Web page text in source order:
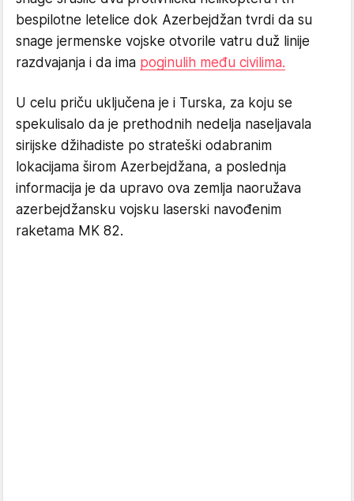
bespilotne letelice dok Azerbejdžan tvrdi da su
snage jermenske vojske otvorile vatru duž linije
razdvajanja i da ima poginulih među civilima.
U celu priču uključena je i Turska, za koju se
spekulisalo da je prethodnih nedelja naseljavala
sirijske džihadiste po strateški odabranim
lokacijama širom Azerbejdžana, a poslednja
informacija je da upravo ova zemlja naoružava
azerbejdžansku vojsku laserski navođenim
raketama MK 82.